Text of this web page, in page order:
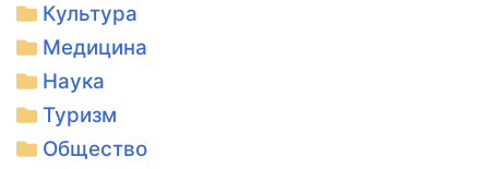
Культура
Медицина
Наука
Туризм
Общество